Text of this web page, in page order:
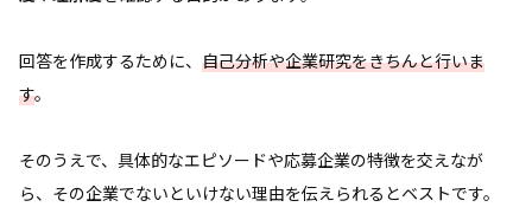
回答を作成するために、 自己分析や企業研究をきちんと行いま
す。
そのうえで、具体的なエピソードや応募企業の特徴を交えなが
ら、その企業でないといけない理由を伝えられるとベストです。